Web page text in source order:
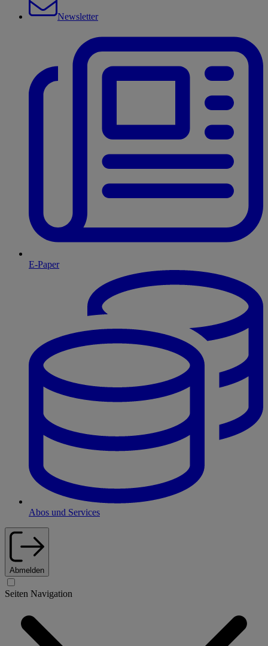
Newsletter
E-Paper
Abos und Services
Abmelden
Seiten Navigation